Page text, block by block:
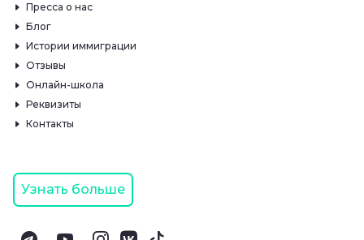
Пресса о нас
Блог
Истории иммиграции
Отзывы
Онлайн-школа
Реквизиты
Контакты
Узнать больше